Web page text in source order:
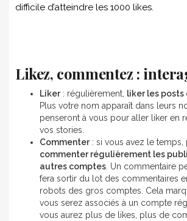
difficile d’atteindre les 1000 likes.
Likez, commentez :
Liker: régulièrement, liker les posts
Plus votre nom apparaît dans leurs
penseront à vous pour aller liker en
vos stories.
Commenter: si vous avez le temps,
commenter régulièrement les
autres comptes. Un commentaire
fera sortir du lot des commentaires
robots des gros comptes. Cela
vous serez associés à un compte
vous aurez plus de likes, plus de